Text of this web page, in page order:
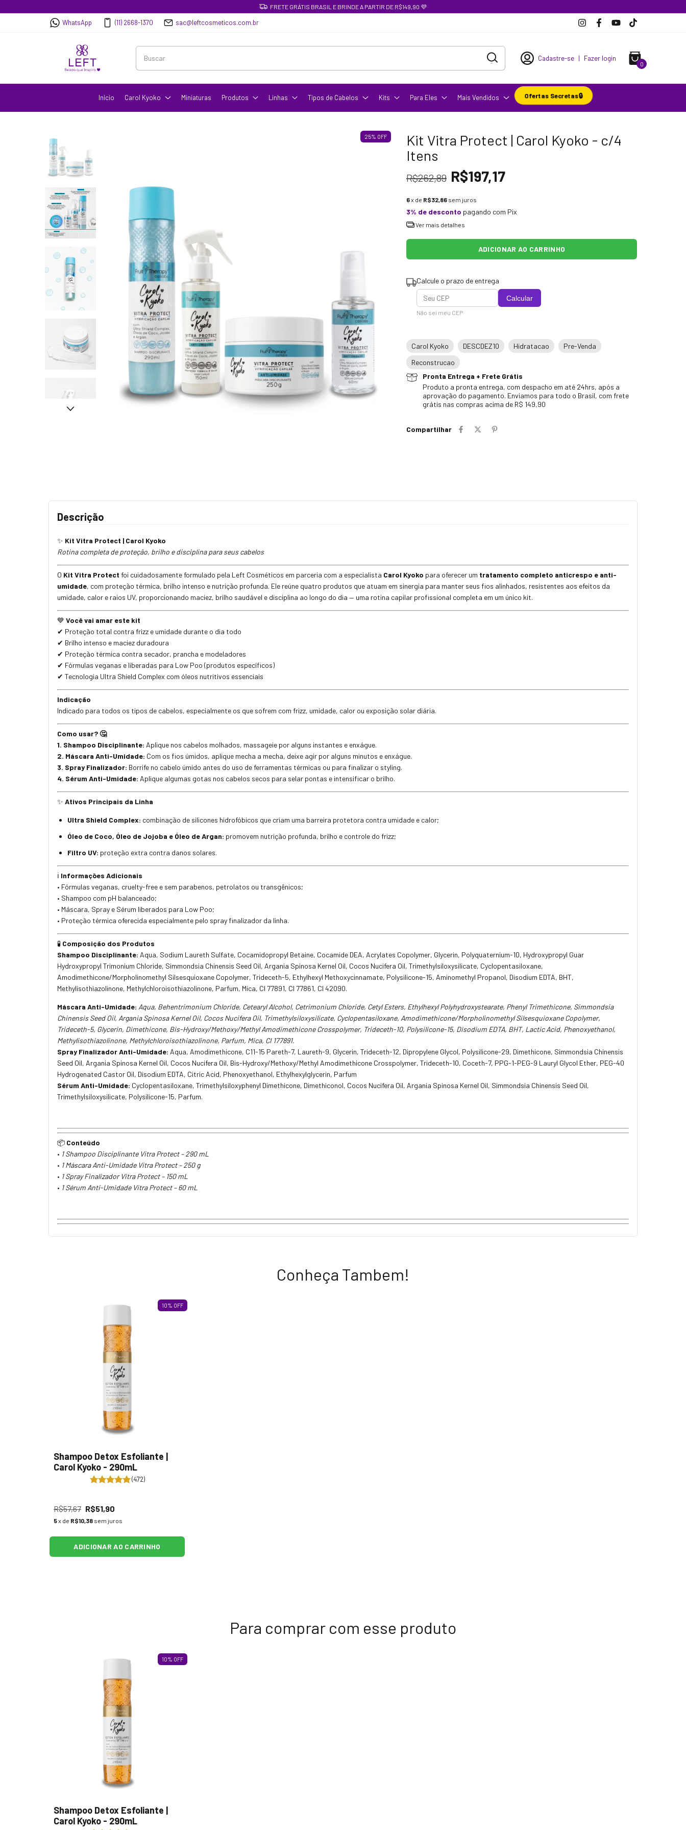
FRETE GRÁTIS BRASIL E BRINDE A PARTIR DE R$149,90 💜
WhatsApp (11) 2668-1370 sac@leftcosmeticos.com.br
Cadastre-se | Fazer login
0
Início Carol Kyoko Miniaturas Produtos Linhas Tipos de Cabelos Kits Para Eles Mais Vendidos Ofertas Secretas🔒
25% OFF
Kit Vitra Protect | Carol Kyoko - c/4
Itens
R$262,89 R$197,17
6x de R$32,86 sem juros
3% de desconto pagando com Pix
Ver mais detalhes
Calcule o prazo de entrega
Calcular
Não sei meu CEP
Carol Kyoko DESCDEZ10 Hidratacao
Pre-Venda
Reconstrucao
Pronta Entrega + Frete Grátis
Produto a pronta entrega, com despacho em até 24hrs, após a
aprovação do pagamento. Enviamos para todo o Brasil, com frete
grátis nas compras acima de R$ 149,90
Compartilhar
Descrição
✨ Kit Vitra Protect | Carol Kyoko
Rotina completa de proteção, brilho e disciplina para seus cabelos
O Kit Vitra Protect foi cuidadosamente formulado pela Left Cosméticos em parceria com a especialista Carol Kyoko para oferecer um tratamento completo anticrespo e anti-
umidade, com proteção térmica, brilho intenso e nutrição profunda. Ele reúne quatro produtos que atuam em sinergia para manter seus fios alinhados, resistentes aos efeitos da
umidade, calor e raios UV, proporcionando maciez, brilho saudável e disciplina ao longo do dia — uma rotina capilar profissional completa em um único kit.
💙 Você vai amar este kit
✔ Proteção total contra frizz e umidade durante o dia todo
✔ Brilho intenso e maciez duradoura
✔ Proteção térmica contra secador, prancha e modeladores
✔ Fórmulas veganas e liberadas para Low Poo (produtos específicos)
✔ Tecnologia Ultra Shield Complex com óleos nutritivos essenciais
Indicação
Indicado para todos os tipos de cabelos, especialmente os que sofrem com frizz, umidade, calor ou exposição solar diária.
Como usar?🤔
1. Shampoo Disciplinante: Aplique nos cabelos molhados, massageie por alguns instantes e enxágue.
2. Máscara Anti-Umidade: Com os fios úmidos, aplique mecha a mecha, deixe agir por alguns minutos e enxágue.
3. Spray Finalizador: Borrife no cabelo úmido antes do uso de ferramentas térmicas ou para finalizar o styling.
4. Sérum Anti-Umidade: Aplique algumas gotas nos cabelos secos para selar pontas e intensificar o brilho.
✨ Ativos Principais da Linha
Ultra Shield Complex: combinação de silicones hidrofóbicos que criam uma barreira protetora contra umidade e calor;
Óleo de Coco, Óleo de Jojoba e Óleo de Argan: promovem nutrição profunda, brilho e controle do frizz;
Filtro UV: proteção extra contra danos solares.
ℹ️ Informações Adicionais
• Fórmulas veganas, cruelty-free e sem parabenos, petrolatos ou transgênicos;
• Shampoo com pH balanceado;
• Máscara, Spray e Sérum liberados para Low Poo;
• Proteção térmica oferecida especialmente pelo spray finalizador da linha.
🧪 Composição dos Produtos
Shampoo Disciplinante: Aqua, Sodium Laureth Sulfate, Cocamidopropyl Betaine, Cocamide DEA, Acrylates Copolymer, Glycerin, Polyquaternium-10, Hydroxypropyl Guar
Hydroxypropyl Trimonium Chloride, Simmondsia Chinensis Seed Oil, Argania Spinosa Kernel Oil, Cocos Nucifera Oil, Trimethylsiloxysilicate, Cyclopentasiloxane,
Amodimethicone/Morpholinomethyl Silsesquioxane Copolymer, Trideceth-5, Ethylhexyl Methoxycinnamate, Polysilicone-15, Aminomethyl Propanol, Disodium EDTA, BHT,
Methylisothiazolinone, Methylchloroisothiazolinone, Parfum, Mica, CI 77891, CI 77861, CI 42090.
Máscara Anti-Umidade: Aqua, Behentrimonium Chloride, Cetearyl Alcohol, Cetrimonium Chloride, Cetyl Esters, Ethylhexyl Polyhydroxystearate, Phenyl Trimethicone, Simmondsia
Chinensis Seed Oil, Argania Spinosa Kernel Oil, Cocos Nucifera Oil, Trimethylsiloxysilicate, Cyclopentasiloxane, Amodimethicone/Morpholinomethyl Silsesquioxane Copolymer,
Trideceth-5, Glycerin, Dimethicone, Bis-Hydroxy/Methoxy/Methyl Amodimethicone Crosspolymer, Trideceth-10, Polysilicone-15, Disodium EDTA, BHT, Lactic Acid, Phenoxyethanol,
Methylisothiazolinone, Methylchloroisothiazolinone, Parfum, Mica, CI 177891.
Spray Finalizador Anti-Umidade: Aqua, Amodimethicone, C11-15 Pareth-7, Laureth-9, Glycerin, Trideceth-12, Dipropylene Glycol, Polysilicone-29, Dimethicone, Simmondsia Chinensis
Seed Oil, Argania Spinosa Kernel Oil, Cocos Nucifera Oil, Bis-Hydroxy/Methoxy/Methyl Amodimethicone Crosspolymer, Trideceth-10, Coceth-7, PPG-1-PEG-9 Lauryl Glycol Ether, PEG-40
Hydrogenated Castor Oil, Disodium EDTA, Citric Acid, Phenoxyethanol, Ethylhexylglycerin, Parfum
Sérum Anti-Umidade: Cyclopentasiloxane, Trimethylsiloxyphenyl Dimethicone, Dimethiconol, Cocos Nucifera Oil, Argania Spinosa Kernel Oil, Simmondsia Chinensis Seed Oil,
Trimethylsiloxysilicate, Polysilicone-15, Parfum.
📦 Conteúdo
• 1 Shampoo Disciplinante Vitra Protect – 290 mL
• 1 Máscara Anti-Umidade Vitra Protect – 250 g
• 1 Spray Finalizador Vitra Protect – 150 mL
• 1 Sérum Anti-Umidade Vitra Protect – 60 mL
Conheça Tambem!
10% OFF
Shampoo Detox Esfoliante |
Carol Kyoko - 290mL
(472)
R$57,67 R$51,90
5x de R$10,38 sem juros
ADICIONAR AO CARRINHO
Para comprar com esse produto
10% OFF
Shampoo Detox Esfoliante |
Carol Kyoko - 290mL